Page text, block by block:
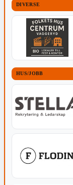
DIVERSE
HUS/JOBB